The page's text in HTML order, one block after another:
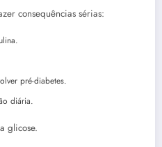
consequências sérias:
pré-diabetes.
diária.
glicose.